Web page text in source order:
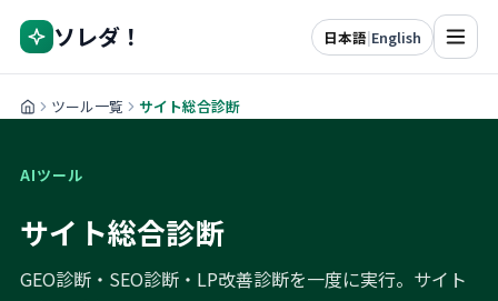
ソレダ！ 日本語|English
ツール一覧 サイト総合診断
AIツール
サイト総合診断
GEO診断・SEO診断・LP改善診断を一度に実行。サイト